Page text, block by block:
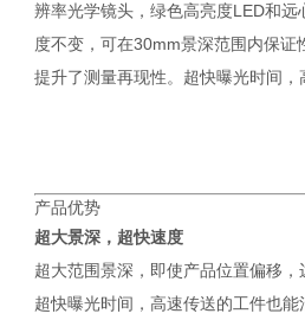
辨率光学镜头，绿色高亮度LED和
度不变，可在30mm景深范围内保
提升了测量再现性。超快曝光时间，
产品优势
超大景深，超快速度
超大范围景深，即使产品位置偏移，
超快曝光时间，高速传送的工件也能